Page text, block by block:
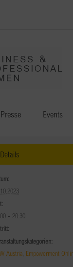
Presse Events
Details
- 20:30
Austria, Empowerment